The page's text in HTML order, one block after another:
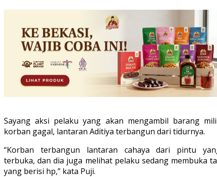
Sayang aksi pelaku yang akan mengambil barang
korban gagal, lantaran Aditiya terbangun dari tidurnya.
“Korban terbangun lantaran cahaya dari pintu
terbuka, dan dia juga melihat pelaku sedang membuka
yang berisi hp,” kata Puji.